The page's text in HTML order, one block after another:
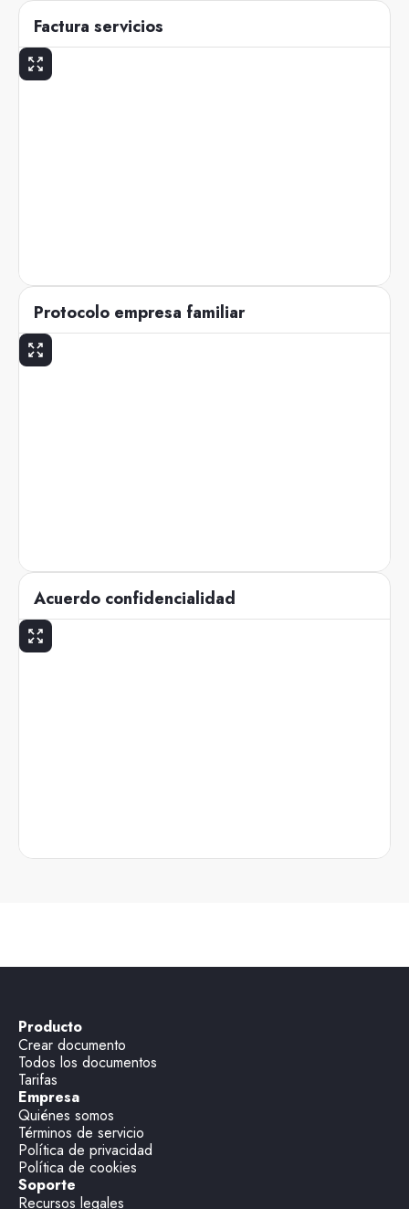
Factura servicios
Protocolo empresa familiar
Acuerdo confidencialidad
Producto
Crear documento
Todos los documentos
Tarifas
Empresa
Quiénes somos
Términos de servicio
Política de privacidad
Política de cookies
Soporte
Recursos legales